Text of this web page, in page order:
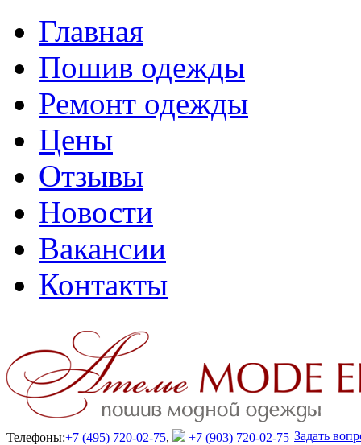
Главная
Пошив одежды
Ремонт одежды
Цены
Отзывы
Новости
Вакансии
Контакты
Телефоны:+7 (495) 720-02-75, +7 (903) 720-02-75 Задать